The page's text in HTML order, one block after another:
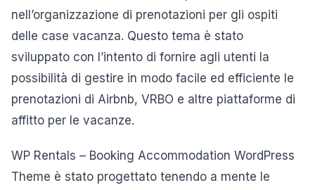
nell’organizzazione di prenotazioni per gli ospiti
delle case vacanza. Questo tema è stato
sviluppato con l’intento di fornire agli utenti la
possibilità di gestire in modo facile ed efficiente le
prenotazioni di Airbnb, VRBO e altre piattaforme di
affitto per le vacanze.
WP Rentals – Booking Accommodation WordPress
Theme è stato progettato tenendo a mente le